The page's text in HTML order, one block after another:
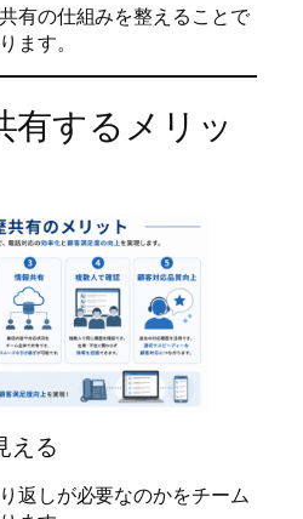
有の仕組みを整えることで
ます。
有するメリッ
える
返しが必要なのかをチーム